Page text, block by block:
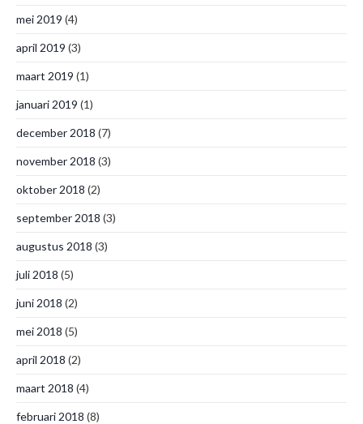
mei 2019 (4)
april 2019 (3)
maart 2019 (1)
januari 2019 (1)
december 2018 (7)
november 2018 (3)
oktober 2018 (2)
september 2018 (3)
augustus 2018 (3)
juli 2018 (5)
juni 2018 (2)
mei 2018 (5)
april 2018 (2)
maart 2018 (4)
februari 2018 (8)